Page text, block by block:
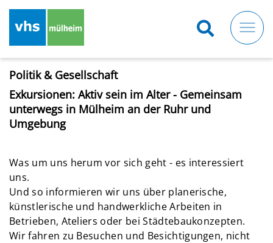
Politik & Gesellschaft
Exkursionen: Aktiv sein im Alter - Gemeinsam
unterwegs in Mülheim an der Ruhr und
Umgebung
Was um uns herum vor sich geht - es interessiert
uns.
Und so informieren wir uns über planerische,
künstlerische und handwerkliche Arbeiten in
Betrieben, Ateliers oder bei Städtebaukonzepten.
Wir fahren zu Besuchen und Besichtigungen, nicht